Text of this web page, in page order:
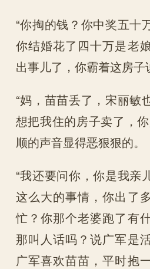
“你掏的钱？你中奖五十
你结婚花了四十万是老
出事儿了，你霸着这房子
“妈，苗苗丢了，宋丽敏
想把我住的房子卖了，
顺的声音显得恶狠狠的。
“我还要问你，你是我亲
这么大的事情，你出了
忙？你那个老婆跑了有
那叫人话吗？说广军是
广军喜欢苗苗，平时抱